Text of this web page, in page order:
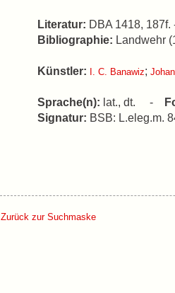
Literatur: DBA 1418, 187f.
Bibliographie: Landwehr
Künstler: I. C. Banawiz;
Sprache(n): lat., dt. -
Signatur: BSB: L.eleg.m.
Zurück zur Suchmaske